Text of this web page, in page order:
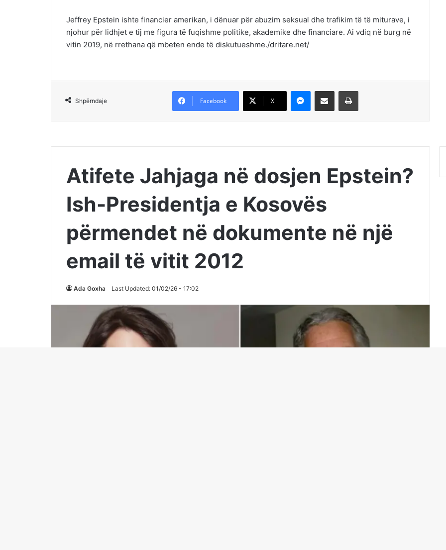
Jeffrey Epstein ishte financier amerikan, i dënuar për abuzim seksual dhe trafikim të të miturave, i
njohur për lidhjet e tij me figura të fuqishme politike, akademike dhe financiare. Ai vdiq në burg në
vitin 2019, në rrethana që mbeten ende të diskutueshme./dritare.net/
Shpërndaje Facebook X
Messenger Shpërndajeni me anë të postës elektronike Printoje